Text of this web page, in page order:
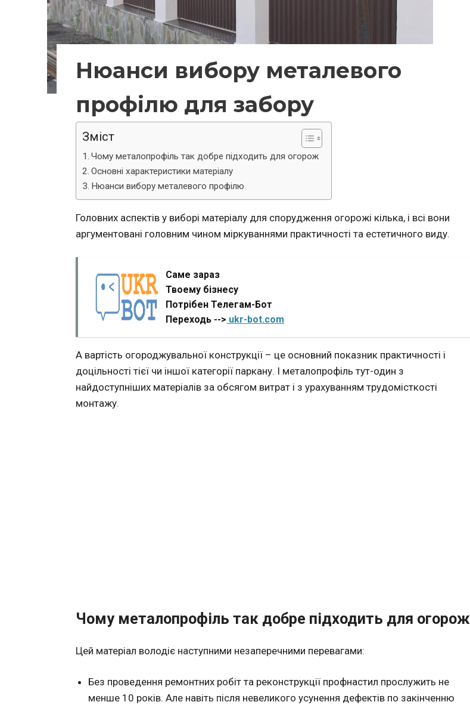
Нюанси вибору металевого
профілю для забору
Зміст
Чому металопрофіль так добре підходить для огорож
Основні характеристики матеріалу
Нюанси вибору металевого профілю
Головних аспектів у виборі матеріалу для спорудження огорожі кілька, і всі вони
аргументовані головним чином міркуваннями практичності та естетичного виду.
Саме зараз
Твоему бізнесу
Потрібен Телегам-Бот
Переходь --> ukr-bot.com
А вартість огороджувальної конструкції – це основний показник практичності і
доцільності тієї чи іншої категорії паркану. І металопрофіль тут-один з
найдоступніших матеріалів за обсягом витрат і з урахуванням трудомісткості
монтажу.
Чому металопрофіль так добре підходить для огорож
Цей матеріал володіє наступними незаперечними перевагами:
Без проведення ремонтних робіт та реконструкції профнастил прослужить не
менше 10 років. Але навіть після невеликого усунення дефектів по закінченню